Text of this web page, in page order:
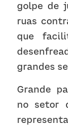
golpe de
ruas
que
grandes
Grande
no setor